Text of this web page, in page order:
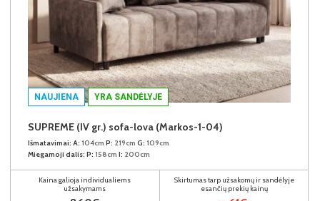
NAUJIENA YRA SANDĖLYJE
SUPREME (IV gr.) sofa-lova (Markos-1-04)
Išmatavimai: A: 104cm P: 219cm G: 109cm
Miegamoji dalis: P: 158cm I: 200cm
Kaina galioja individualiems
užsakymams
Skirtumas tarp užsakomų ir sandėlyje
esančių prekių kainų